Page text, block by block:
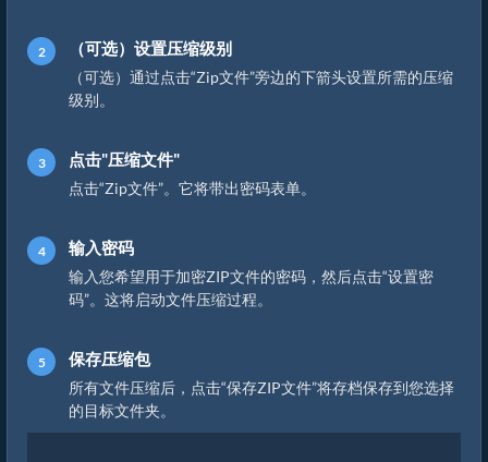
（可选）设置压缩级别
（可选）通过点击“Zip文件”旁边的下箭头设置所需的压缩
级别。
点击"压缩文件"
点击“Zip文件”。它将带出密码表单。
输入密码
输入您希望用于加密ZIP文件的密码，然后点击“设置密
码”。这将启动文件压缩过程。
保存压缩包
所有文件压缩后，点击“保存ZIP文件”将存档保存到您选择
的目标文件夹。